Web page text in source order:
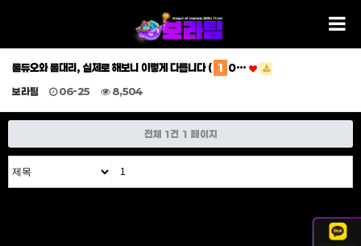
롤듀오와 롤대리, 실제로 해보니 이렇게 다릅니다 ( 1 0…
보라팀 06-25 8,504
전체 1건 1 페이지